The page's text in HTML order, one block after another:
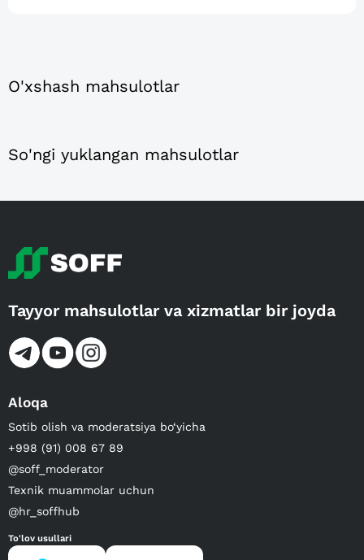
O'xshash mahsulotlar
So'ngi yuklangan mahsulotlar
Tayyor mahsulotlar va xizmatlar bir joyda
Aloqa
Sotib olish va moderatsiya bo‘yicha
+998 (91) 008 67 89
@soff_moderator
Texnik muammolar uchun
@hr_soffhub
To'lov usullari